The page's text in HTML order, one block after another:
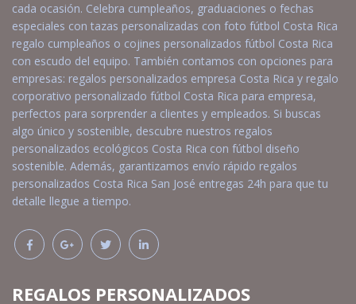
cada ocasión. Celebra cumpleaños, graduaciones o fechas
especiales con tazas personalizadas con foto fútbol Costa Rica
regalo cumpleaños o cojines personalizados fútbol Costa Rica
con escudo del equipo. También contamos con opciones para
empresas: regalos personalizados empresa Costa Rica y regalo
corporativo personalizado fútbol Costa Rica para empresa,
perfectos para sorprender a clientes y empleados. Si buscas
algo único y sostenible, descubre nuestros regalos
personalizados ecológicos Costa Rica con fútbol diseño
sostenible. Además, garantizamos envío rápido regalos
personalizados Costa Rica San José entregas 24h para que tu
detalle llegue a tiempo.
REGALOS PERSONALIZADOS